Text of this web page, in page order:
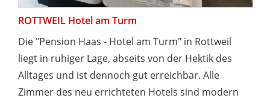
ROTTWEIL Hotel am Turm
Die "Pension Haas - Hotel am Turm" in Rottweil
liegt in ruhiger Lage, abseits von der Hektik des
Alltages und ist dennoch gut erreichbar. Alle
Zimmer des neu errichteten Hotels sind modern